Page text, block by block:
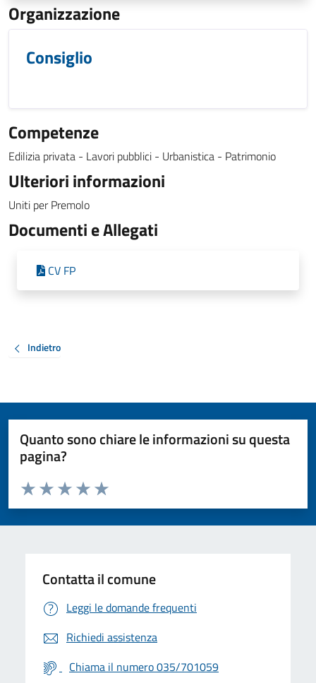
Organizzazione
Consiglio
Competenze
Edilizia privata - Lavori pubblici - Urbanistica - Patrimonio
Ulteriori informazioni
Uniti per Premolo
Documenti e Allegati
CV FP
Indietro
Quanto sono chiare le informazioni su questa
pagina?
Valuta da 1 a 5 stelle la pagina
Valuta 5 stelle su 5
Valuta 4 stelle su 5
Valuta 3 stelle su 5
Valuta 2 stelle su 5
Valuta 1 stelle su 5
Contatta il comune
Leggi le domande frequenti
Richiedi assistenza
Chiama il numero 035/701059